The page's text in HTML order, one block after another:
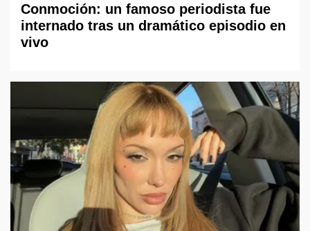
Conmoción: un famoso periodista fue
internado tras un dramático episodio en
vivo